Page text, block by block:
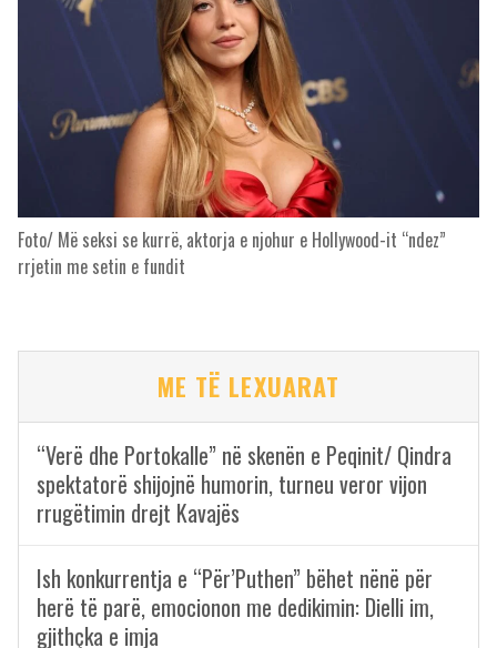
Foto/ Më seksi se kurrë, aktorja e njohur e Hollywood-it “ndez”
rrjetin me setin e fundit
ME TË LEXUARAT
“Verë dhe Portokalle” në skenën e Peqinit/ Qindra
spektatorë shijojnë humorin, turneu veror vijon
rrugëtimin drejt Kavajës
Ish konkurrentja e “Për’Puthen” bëhet nënë për
herë të parë, emocionon me dedikimin: Dielli im,
gjithçka e imja